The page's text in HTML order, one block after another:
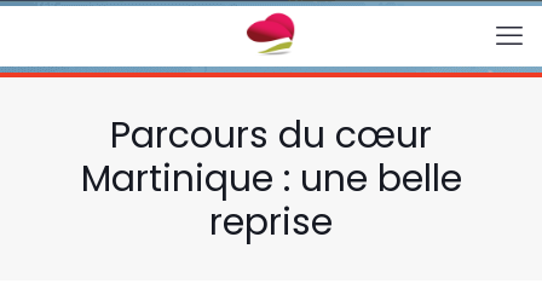
Parcours du cœur
Martinique : une belle
reprise